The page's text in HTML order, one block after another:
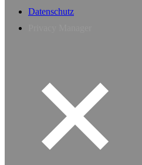
Datenschutz